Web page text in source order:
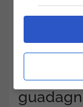
istituti
l’accessit
quanto